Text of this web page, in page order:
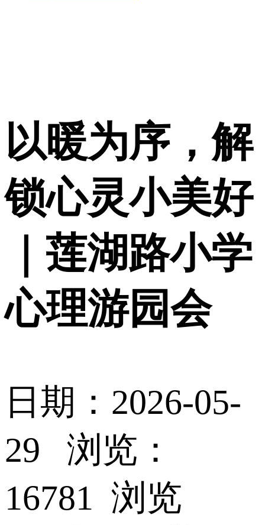
以暖为序，解
锁心灵小美好
｜莲湖路小学
心理游园会
日期：2026-05-
29 浏览：
16781 浏览